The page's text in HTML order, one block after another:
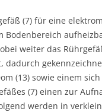
(7) für eine
Bodenbereich
weiter das
dadurch
(13) sowie einem
(7) einen zur
werden in